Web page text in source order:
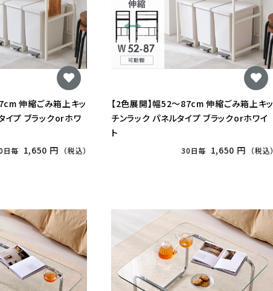
伸縮ごみ箱上キッ
イプ ブラックorホワ
日毎 1,650 円 （税込）
【2色展開】幅52〜87cm 伸縮ごみ箱上キッ
チンラック パネルタイプ ブラックorホワイ
ト
30日毎 1,650 円 （税込）